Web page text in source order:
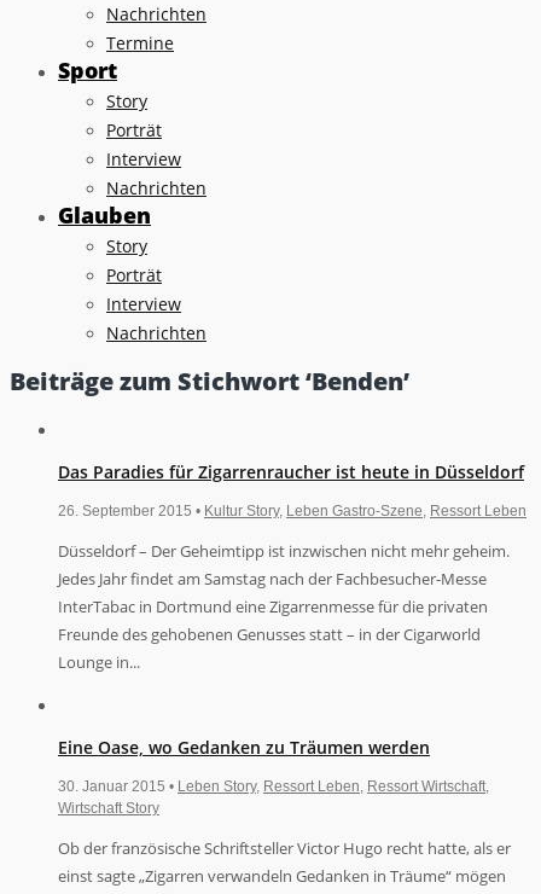
Nachrichten
Termine
Sport
Story
Porträt
Interview
Nachrichten
Glauben
Story
Porträt
Interview
Nachrichten
Beiträge zum Stichwort ‘Benden’
Das Paradies für Zigarrenraucher ist heute in Düsseldorf
26. September 2015 • Kultur Story, Leben Gastro-Szene Ressort Leben
Düsseldorf – Der Geheimtipp ist inzwischen nicht mehr geheim.
Jedes Jahr findet am Samstag nach der Fachbesucher-Messe
InterTabac in Dortmund eine Zigarrenmesse für die privaten
Freunde des gehobenen Genusses statt – in der Cigarworld
Lounge in...
Eine Oase, wo Gedanken zu Träumen werden
30. Januar 2015 • Leben Story, Ressort Leben Ressort Wirtschaft
Wirtschaft Story
Ob der französische Schriftsteller Victor Hugo recht hatte, als er
einst sagte „Zigarren verwandeln Gedanken in Träume“ mögen